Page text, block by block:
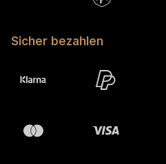
Sicher bezahlen